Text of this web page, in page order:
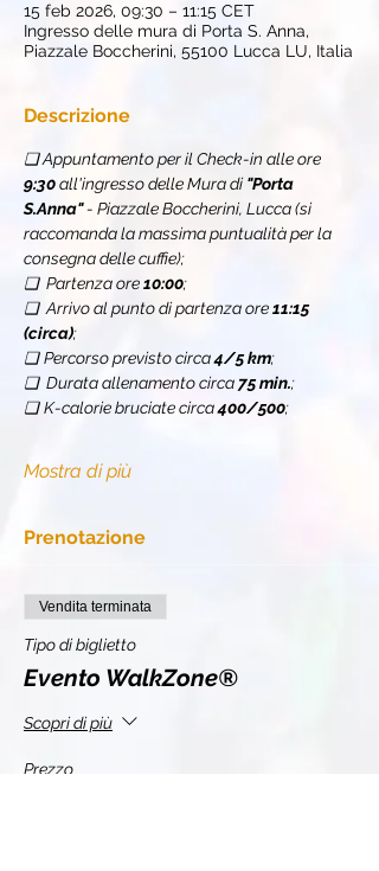
15 feb 2026, 09:30 – 11:15 CET
Ingresso delle mura di Porta S. Anna,
Piazzale Boccherini, 55100 Lucca LU, Italia
Descrizione
❏ Appuntamento per il Check-in alle ore
9:30 all'ingresso delle Mura di "Porta
S.Anna" - Piazzale Boccherini, Lucca (si
raccomanda la massima puntualità per la
consegna delle cuffie);
❏  Partenza ore 10:00;
❏  Arrivo al punto di partenza ore 11:15
(circa);
❏ Percorso previsto circa 4/5 km;
❏  Durata allenamento circa 75 min.;
❏ K-calorie bruciate circa 400/500;
Mostra di più
Prenotazione
Vendita terminata
Tipo di biglietto
Evento WalkZone®
Scopri di più
Prezzo